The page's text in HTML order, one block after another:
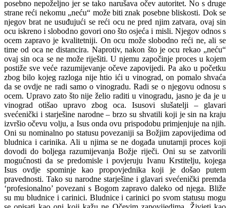
posebno nepoželjno jer se tako narušava očev autoritet. No s druge
strane reći nekomu „neću“ može biti znak posebne bliskosti. Dok se
njegov brat ne usuđujući se reći ocu ne pred njim zatvara, ovaj sin
ocu iskreno i slobodno govori ono što osjeća i misli. Njegov odnos s
ocem zapravo je kvalitetniji. On ocu može slobodno reći ne, ali se
time od oca ne distancira. Naprotiv, nakon što je ocu rekao „neću“
ovaj sin oca se ne može riješiti. U njemu započinje proces u kojem
postiže sve veće razumijevanje očeve zapovijedi. Pa ako u početku
zbog bilo kojeg razloga nije htio ići u vinograd, on pomalo shvaća
da se ovdje ne radi samo o vinogradu. Radi se o njegovu odnosu s
ocem. Upravo zato što nije želio raditi u vinogradu, jasno je da je u
vinograd otišao upravo zbog oca. Isusovi slušatelji – glavari
svećenički i starješine narodne – brzo su shvatili koji je sin na kraju
izvršio očevu volju, a Isus onda ovu prispodobu primjenjuje na njih.
Oni su nominalno po statusu povezaniji sa Božjim zapovijedima od
bludnica i carinika. Ali u njima se ne događa unutarnji proces koji
dovodi do boljega razumijevanja Božje riječi. Oni su se zatvorili
mogućnosti da se predomisle i povjeruju Ivanu Krstitelju, kojega
Isus ovdje spominje kao propovjednika koji je došao putem
pravednosti. Tako su narodne starješine i glavari svećenički premda
‘profesionalno’ povezani s Bogom zapravo daleko od njega. Bliže
su mu bludnice i carinici. Bludnice i carinici po svom statusu mogu